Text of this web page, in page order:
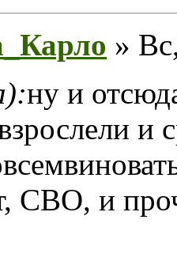
»
ну и
и
СВО, и